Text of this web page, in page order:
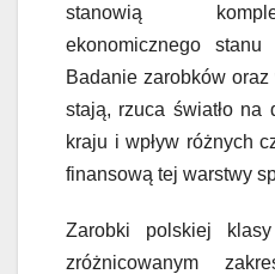
stanowią
ekonomicznego
Badanie zarobków
stają, rzuca światło na
kraju i wpływ różnych
finansową tej warstwy
Zarobki polskiej
zróżnicowanym